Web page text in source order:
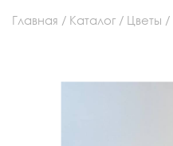
Главная Каталог Цветы